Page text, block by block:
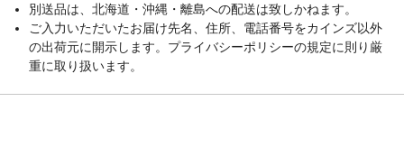
別送品は、北海道・沖縄・離島への配送は致しかねます。
ご入力いただいたお届け先名、住所、電話番号をカインズ以外
の出荷元に開示します。プライバシーポリシーの規定に則り厳
重に取り扱います。